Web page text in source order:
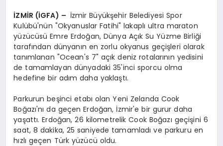
İZMİR (İGFA) – İzmir Büyükşehir Belediyesi Spor
Kulübü'nün "Okyanuslar Fatihi" lakaplı ultra maraton
yüzücüsü Emre Erdoğan, Dünya Açık Su Yüzme Birliği
tarafından dünyanın en zorlu okyanus geçişleri olarak
tanımlanan "Ocean's 7" açık deniz rotalarının yedisini
de tamamlayan dünyadaki 35'inci sporcu olma
hedefine bir adım daha yaklaştı.
Parkurun beşinci etabı olan Yeni Zelanda Cook
Boğazı'nı da geçen Erdoğan, İzmir'e bir gurur daha
yaşattı. Erdoğan, 26 kilometrelik Cook Boğazı geçişini 6
saat, 8 dakika, 25 saniyede tamamladı ve parkuru en
hızlı geçen Türk yüzücü oldu.